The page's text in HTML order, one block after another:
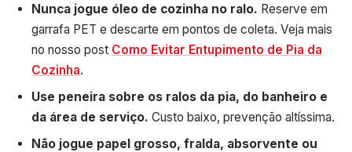
Nunca jogue óleo de cozinha no ralo. Reserve em
garrafa PET e descarte em pontos de coleta. Veja mais
no nosso post Como Evitar Entupimento de Pia da
Cozinha.
Use peneira sobre os ralos da pia, do banheiro e
da área de serviço. Custo baixo, prevenção altíssima.
Não jogue papel grosso, fralda, absorvente ou